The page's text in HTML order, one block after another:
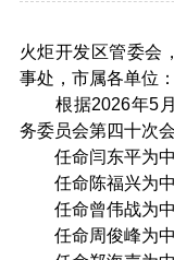
火炬开发区管委会
事处，市属各单位：
根据2026年5月
务委员会第四十次
任命闫东平为中
任命陈福兴为中
任命曾伟战为中
任命周俊峰为中